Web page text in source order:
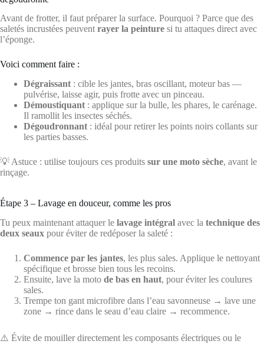
Avant de frotter, il faut préparer la surface. Pourquoi ? Parce que des
saletés incrustées peuvent rayer la peinture si tu attaques direct avec
l’éponge.
Voici comment faire :
Dégraissant : cible les jantes, bras oscillant, moteur bas —
pulvérise, laisse agir, puis frotte avec un pinceau.
Démoustiquant : applique sur la bulle, les phares, le carénage.
Il ramollit les insectes séchés.
Dégoudronnant : idéal pour retirer les points noirs collants sur
les parties basses.
💡 Astuce : utilise toujours ces produits sur une moto sèche, avant le
rinçage.
Étape 3 – Lavage en douceur, comme les pros
Tu peux maintenant attaquer le lavage intégral avec la technique des
deux seaux pour éviter de redéposer la saleté :
Commence par les jantes, les plus sales. Applique le nettoyant
spécifique et brosse bien tous les recoins.
Ensuite, lave la moto de bas en haut, pour éviter les coulures
sales.
Trempe ton gant microfibre dans l’eau savonneuse → lave une
zone → rince dans le seau d’eau claire → recommence.
⚠️ Évite de mouiller directement les composants électriques ou le